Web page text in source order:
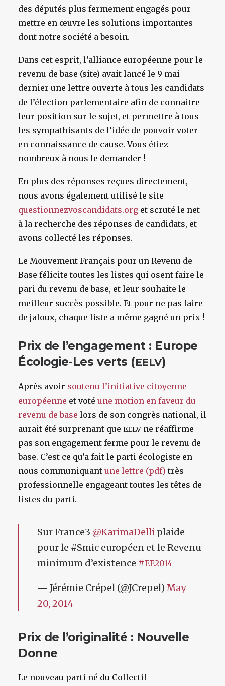
des députés plus fermement engagés pour
mettre en œuvre les solutions importantes
dont notre société a besoin.
Dans cet esprit, l’alliance européenne pour le
revenu de base (site) avait lancé le 9 mai
dernier une lettre ouverte à tous les candidats
de l’élection parlementaire afin de connaitre
leur position sur le sujet, et permettre à tous
les sympathisants de l’idée de pouvoir voter
en connaissance de cause. Vous étiez
nombreux à nous le demander !
En plus des réponses reçues directement,
nous avons également utilisé le site
questionnezvoscandidats.org et scruté le net
à la recherche des réponses de candidats, et
avons collecté les réponses.
Le Mouvement Français pour un Revenu de
Base félicite toutes les listes qui osent faire le
pari du revenu de base, et leur souhaite le
meilleur succès possible. Et pour ne pas faire
de jaloux, chaque liste a même gagné un prix !
Prix de l’engagement : Europe
Écologie-Les verts (EELV)
Après avoir soutenu l’initiative citoyenne
européenne et voté une motion en faveur du
revenu de base lors de son congrès national, il
aurait été surprenant que EELV ne réaffirme
pas son engagement ferme pour le revenu de
base. C’est ce qu’a fait le parti écologiste en
nous communiquant une lettre (pdf) très
professionnelle engageant toutes les têtes de
listes du parti.
Sur France3 @KarimaDelli plaide
pour le #Smic européen et le Revenu
minimum d’existence #EE2014
— Jérémie Crépel (@JCrepel) May
20, 2014
Prix de l’originalité : Nouvelle
Donne
Le nouveau parti né du Collectif